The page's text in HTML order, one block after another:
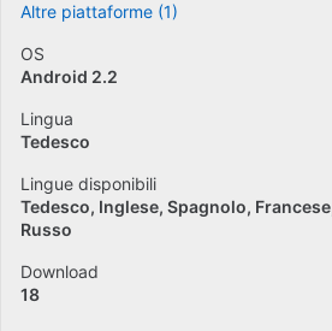
Altre piattaforme (1)
OS
Android 2.2
Lingua
Tedesco
Lingue disponibili
Tedesco Inglese Spagnolo Francese
Russo
Download
18